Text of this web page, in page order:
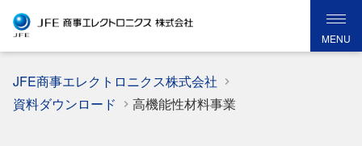
MENU
JFE商事エレクトロニクス株式会社
資料ダウンロード
高機能性材料事業